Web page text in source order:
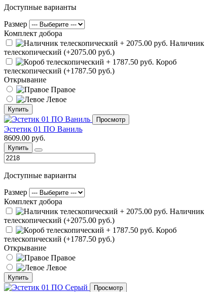
Доступные варианты
Размер
Комплект добора
Наличник
телескопический (+2075.00 руб.)
Короб
телескопический (+1787.50 руб.)
Открывание
Правое
Левое
Купить
Просмотр
Эстетик 01 ПО Ваниль
8609.00 руб.
Купить
Доступные варианты
Размер
Комплект добора
Наличник
телескопический (+2075.00 руб.)
Короб
телескопический (+1787.50 руб.)
Открывание
Правое
Левое
Купить
Просмотр